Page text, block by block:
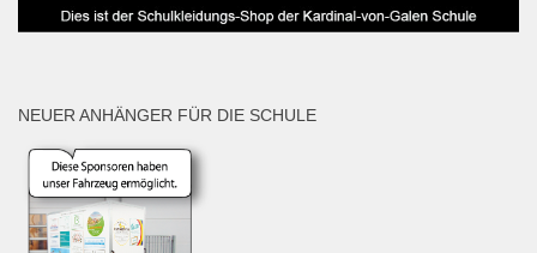
NEUER ANHÄNGER FÜR DIE SCHULE